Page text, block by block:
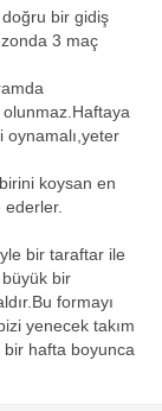
bir gidiş
3 maç
oynamalı,yeter
koysan en
bir taraftar ile
büyük bir
formayı
yenecek takım
hafta boyunca